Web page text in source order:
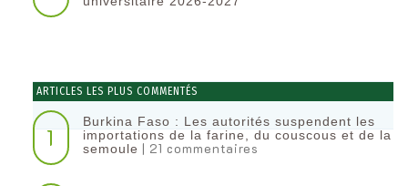
ARTICLES LES PLUS COMMENTÉS
1
Burkina Faso : Les autorités suspendent les
importations de la farine, du couscous et de la
semoule | 21 commentaires